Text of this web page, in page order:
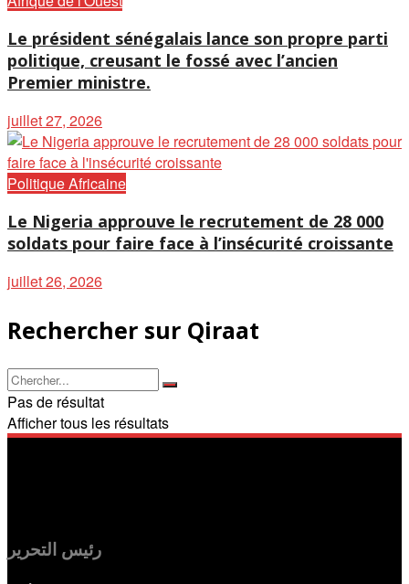
Le président sénégalais lance son propre parti
politique, creusant le fossé avec l’ancien
Premier ministre.
juillet 27, 2026
Politique Africaine
Le Nigeria approuve le recrutement de 28 000
soldats pour faire face à l’insécurité croissante
juillet 26, 2026
Rechercher sur Qiraat
Pas de résultat
Afficher tous les résultats
رئيس التحرير